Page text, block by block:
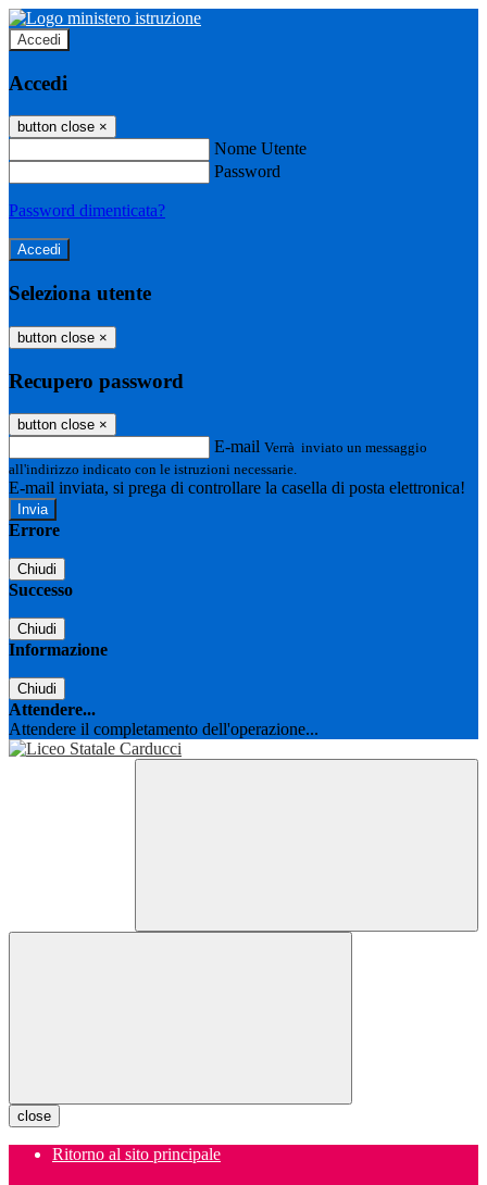
Accedi
Accedi
button close ×
Nome Utente
Password
Password dimenticata?
Seleziona utente
button close ×
Recupero password
button close ×
E-mail Verrà inviato un messaggio
all'indirizzo indicato con le istruzioni necessarie.
E-mail inviata, si prega di controllare la casella di posta elettronica!
Errore
Chiudi
Successo
Chiudi
Informazione
Chiudi
Attendere...
Attendere il completamento dell'operazione...
close
Ritorno al sito principale